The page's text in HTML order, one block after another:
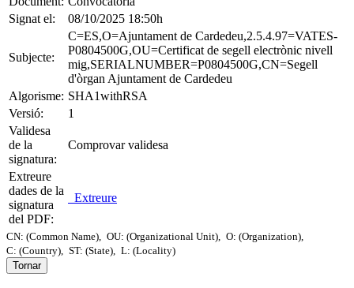
Signat el:
08/10/2025 18:50h
Subjecte:
C=ES,O=Ajuntament de Cardedeu,2.5.4.97=VATES-
P0804500G,OU=Certificat de segell electrònic nivell
mig,SERIALNUMBER=P0804500G,CN=Segell
d'òrgan Ajuntament de Cardedeu
Algorisme: SHA1withRSA
Versió:
1
Validesa
de la
signatura:
Comprovar validesa
Extreure
dades de la
signatura
del PDF:
Extreure
CN: (Common Name), OU: (Organizational Unit),
O: (Organization),
C: (Country),
ST: (State),
L: (Locality)
Tornar